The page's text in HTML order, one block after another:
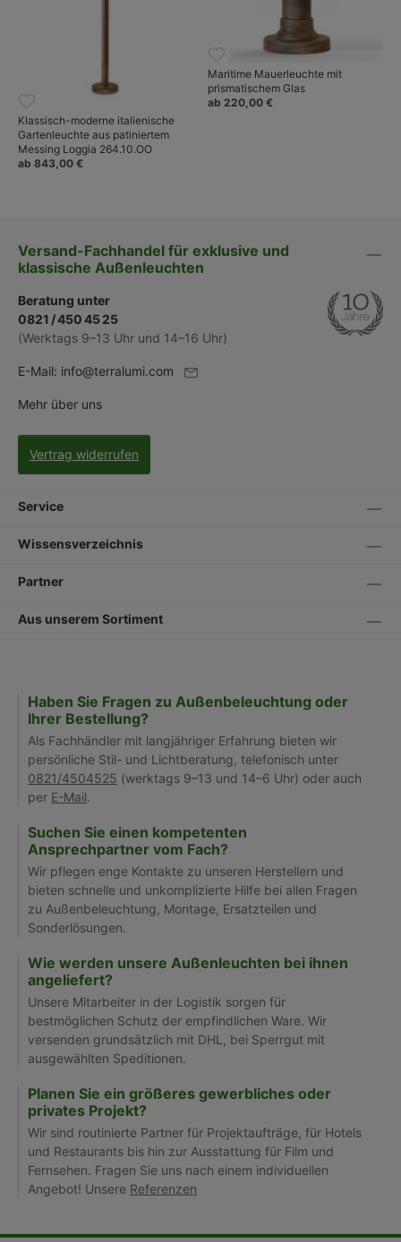
Klassisch-moderne italienische
Gartenleuchte aus patiniertem
Messing Loggia 264.10.OO
ab 843,00 €
Maritime Mauerleuchte mit
prismatischem Glas
ab 220,00 €
Versand-Fachhandel für exklusive und
klassische Außenleuchten
Beratung unter
0821 / 450 45 25
(Werktags 9–13 Uhr und 14–16 Uhr)
E-Mail: info@terralumi.com
Mehr über uns
Vertrag widerrufen
Service
Wissensverzeichnis
Partner
Aus unserem Sortiment
Haben Sie Fragen zu Außenbeleuchtung oder
Ihrer Bestellung?
Als Fachhändler mit langjähriger Erfahrung bieten wir
persönliche Stil- und Lichtberatung, telefonisch unter
0821/4504525 (werktags 9–13 und 14–6 Uhr) oder auch
per E-Mail.
Suchen Sie einen kompetenten
Ansprechpartner vom Fach?
Wir pflegen enge Kontakte zu unseren Herstellern und
bieten schnelle und unkomplizierte Hilfe bei allen Fragen
zu Außenbeleuchtung, Montage, Ersatzteilen und
Sonderlösungen.
Wie werden unsere Außenleuchten bei ihnen
angeliefert?
Unsere Mitarbeiter in der Logistik sorgen für
bestmöglichen Schutz der empfindlichen Ware. Wir
versenden grundsätzlich mit DHL, bei Sperrgut mit
ausgewählten Speditionen.
Planen Sie ein größeres gewerbliches oder
privates Projekt?
Wir sind routinierte Partner für Projektaufträge, für Hotels
und Restaurants bis hin zur Ausstattung für Film und
Fernsehen. Fragen Sie uns nach einem individuellen
Angebot! Unsere Referenzen